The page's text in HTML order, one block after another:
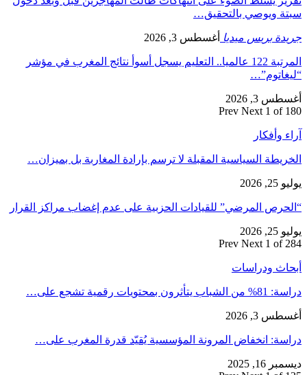
سبتة ويوصي بالتحقيق…
جريدة بريس ميديا أغسطس 3, 2026
المرتبة 122 عالميا.. التعليم يسجل أسوأ نتائج المغرب في مؤشر
“ليغاتوم”…
أغسطس 3, 2026
Prev Next 1 of 180
آراء وأفكار
الخريطة السياسية المقبلة لا ترسم بإرادة المغاربة بل بميزان…
يوليو 25, 2026
“الحرص المرضي” للقيادات الحزبية على عدم إغضاب مراكز القرار
يوليو 25, 2026
Prev Next 1 of 284
أبحاث ودراسات
دراسة: 81% من الشباب يتأثرون بمحتويات رقمية تشجع على…
أغسطس 3, 2026
دراسة: انخفاض المرونة المؤسسية يُقيّد قدرة المغرب على…
ديسمبر 16, 2025